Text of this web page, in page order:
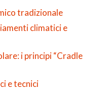
tradizionale
climatici e
i principi “Cradle
e tecnici